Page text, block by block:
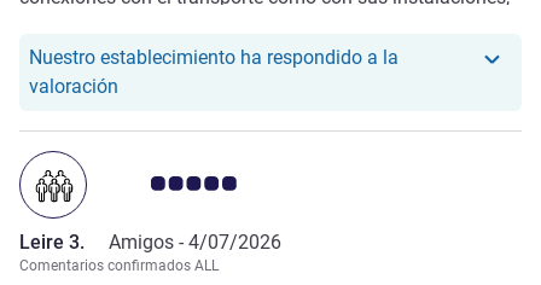
Nuestro establecimiento ha respondido a la
valoración
Nota de clientes de Avis 5.0/5
Leire 3. Amigos - 4/07/2026
Comentarios confirmados ALL